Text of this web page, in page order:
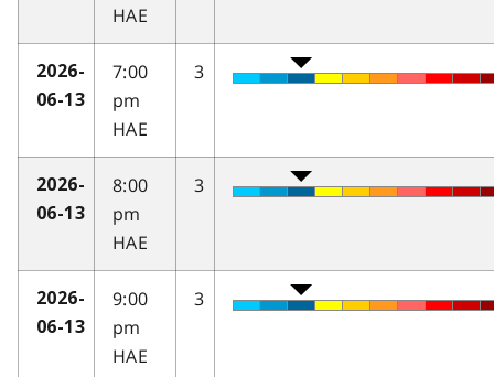
HAE
2026-
06-13
7:00
pm
HAE
3
2026-
06-13
8:00
pm
HAE
3
2026-
06-13
9:00
pm
HAE
3